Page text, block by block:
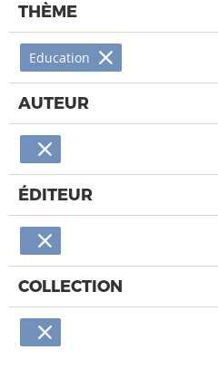
THÈME
Education
AUTEUR
ÉDITEUR
COLLECTION